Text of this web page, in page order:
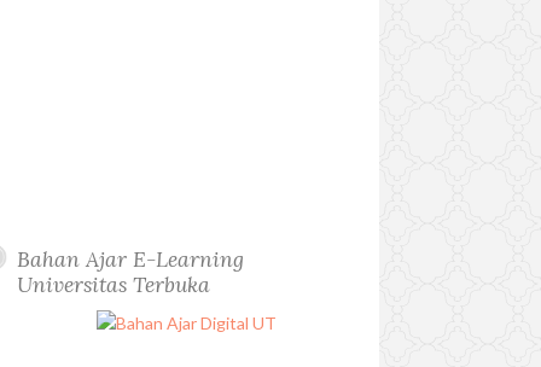
Bahan Ajar E-Learning
Universitas Terbuka